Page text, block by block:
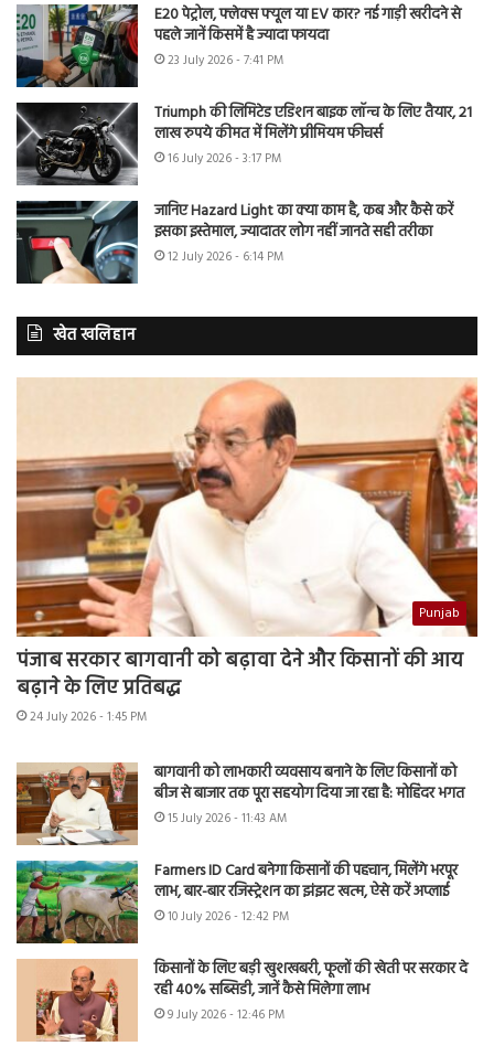
E20 पेट्रोल, फ्लेक्स फ्यूल या EV कार? नई गाड़ी खरीदने से
पहले जानें किसमें है ज्यादा फायदा
23 July 2026 - 7:41 PM
Triumph की लिमिटेड एडिशन बाइक लॉन्च के लिए तैयार, 21
लाख रुपये कीमत में मिलेंगे प्रीमियम फीचर्स
16 July 2026 - 3:17 PM
जानिए Hazard Light का क्या काम है, कब और कैसे करें
इसका इस्तेमाल, ज्यादातर लोग नहीं जानते सही तरीका
12 July 2026 - 6:14 PM
खेत खलिहान
Punjab
पंजाब सरकार बागवानी को बढ़ावा देने और किसानों की आय
बढ़ाने के लिए प्रतिबद्ध
24 July 2026 - 1:45 PM
बागवानी को लाभकारी व्यवसाय बनाने के लिए किसानों को
बीज से बाजार तक पूरा सहयोग दिया जा रहा है: मोहिंदर भगत
15 July 2026 - 11:43 AM
Farmers ID Card बनेगा किसानों की पहचान, मिलेंगे भरपूर
लाभ, बार-बार रजिस्ट्रेशन का झंझट खत्म, ऐसे करें अप्लाई
10 July 2026 - 12:42 PM
किसानों के लिए बड़ी खुशखबरी, फूलों की खेती पर सरकार दे
रही 40% सब्सिडी, जानें कैसे मिलेगा लाभ
9 July 2026 - 12:46 PM